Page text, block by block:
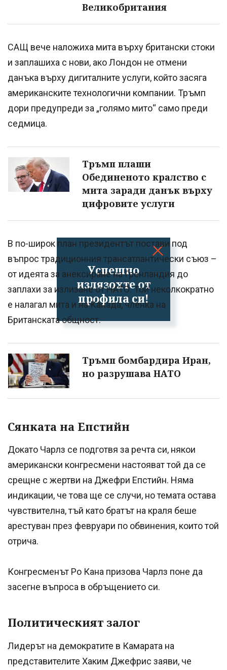
Успешно
излязохте от
профила си!
Великобритания
САЩ вече наложиха мита върху британски стоки
и заплашиха с нови, ако Лондон не отмени
данъка върху дигиталните услуги, който засяга
американските технологични компании. Тръмп
дори предупреди за „голямо мито“ само преди
седмица.
Тръмп плаши
Обединеното кралство с
мита заради данък върху
цифровите услуги
В по-широк план президентът постави под
въпрос традиционния трансатлантически съюз –
от идеята за анексиране на Гренландия до
заплахи за излизане от НАТО. Той неколкократно
е налагал мита и на Канада, членка на
Британската общност.
Тръмп бомбардира Иран,
но разрушава НАТО
Сянката на Епстийн
Докато Чарлз се подготвя за речта си, някои
американски конгресмени настояват той да се
срещне с жертви на Джефри Епстийн. Няма
индикации, че това ще се случи, но темата остава
чувствителна, тъй като братът на краля беше
арестуван през февруари по обвинения, които той
отрича.
Конгресменът Ро Кана призова Чарлз поне да
засегне въпроса в обръщението си.
Политическият залог
Лидерът на демократите в Камарата на
представителите Хаким Джефрис заяви, че